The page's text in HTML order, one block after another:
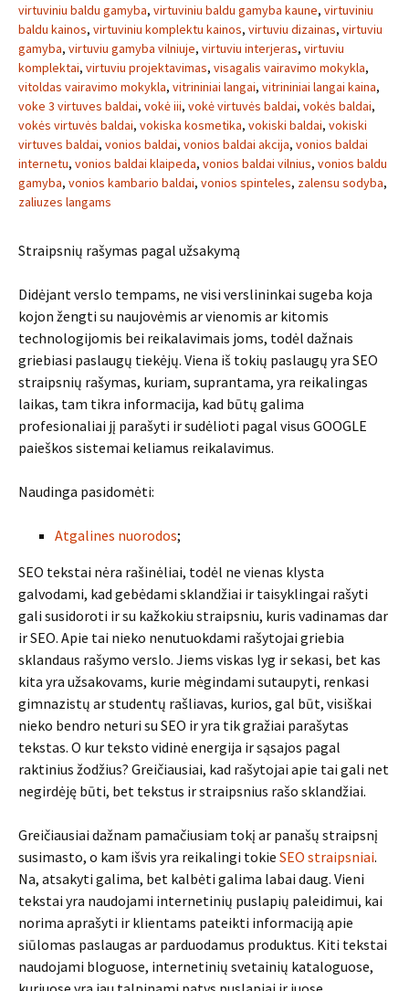
virtuviniu baldu gamyba, virtuviniu baldu gamyba kaune, virtuviniu
baldu kainos, virtuviniu komplektu kainos, virtuviu dizainas, virtuviu
gamyba, virtuviu gamyba vilniuje, virtuviu interjeras, virtuviu
komplektai, virtuviu projektavimas, visagalis vairavimo mokykla,
vitoldas vairavimo mokykla, vitrininiai langai, vitrininiai langai kaina,
voke 3 virtuves baldai, vokė iii, vokė virtuvės baldai, vokės baldai,
vokės virtuvės baldai, vokiska kosmetika, vokiski baldai, vokiski
virtuves baldai, vonios baldai, vonios baldai akcija, vonios baldai
internetu, vonios baldai klaipeda, vonios baldai vilnius, vonios baldu
gamyba, vonios kambario baldai, vonios spinteles, zalensu sodyba,
zaliuzes langams
Straipsnių rašymas pagal užsakymą
Didėjant verslo tempams, ne visi verslininkai sugeba koja
kojon žengti su naujovėmis ar vienomis ar kitomis
technologijomis bei reikalavimais joms, todėl dažnais
griebiasi paslaugų tiekėjų. Viena iš tokių paslaugų yra SEO
straipsnių rašymas, kuriam, suprantama, yra reikalingas
laikas, tam tikra informacija, kad būtų galima
profesionaliai jį parašyti ir sudėlioti pagal visus GOOGLE
paieškos sistemai keliamus reikalavimus.
Naudinga pasidomėti:
Atgalines nuorodos;
SEO tekstai nėra rašinėliai, todėl ne vienas klysta
galvodami, kad gebėdami sklandžiai ir taisyklingai rašyti
gali susidoroti ir su kažkokiu straipsniu, kuris vadinamas dar
ir SEO. Apie tai nieko nenutuokdami rašytojai griebia
sklandaus rašymo verslo. Jiems viskas lyg ir sekasi, bet kas
kita yra užsakovams, kurie mėgindami sutaupyti, renkasi
gimnazistų ar studentų rašliavas, kurios, gal būt, visiškai
nieko bendro neturi su SEO ir yra tik gražiai parašytas
tekstas. O kur teksto vidinė energija ir sąsajos pagal
raktinius žodžius? Greičiausiai, kad rašytojai apie tai gali net
negirdėję būti, bet tekstus ir straipsnius rašo sklandžiai.
Greičiausiai dažnam pamačiusiam tokį ar panašų straipsnį
susimasto, o kam išvis yra reikalingi tokie SEO straipsniai.
Na, atsakyti galima, bet kalbėti galima labai daug. Vieni
tekstai yra naudojami internetinių puslapių paleidimui, kai
norima aprašyti ir klientams pateikti informaciją apie
siūlomas paslaugas ar parduodamus produktus. Kiti tekstai
naudojami bloguose, internetinių svetainių kataloguose,